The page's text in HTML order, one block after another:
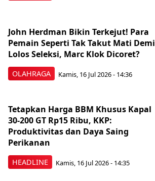
OLAHRAGA
John Herdman Bikin Terkejut! Para
Pemain Seperti Tak Takut Mati Demi
Lolos Seleksi, Marc Klok Dicoret?
Kamis, 16 Jul 2026 - 14:36
HEADLINE
Tetapkan Harga BBM Khusus Kapal
30-200 GT Rp15 Ribu, KKP:
Produktivitas dan Daya Saing
Perikanan
Kamis, 16 Jul 2026 - 14:35